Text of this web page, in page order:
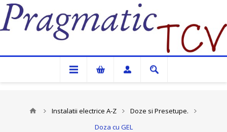
Pragmatic TCV
Instalatii electrice A-Z
Doze si Presetupe.
Doza cu GEL